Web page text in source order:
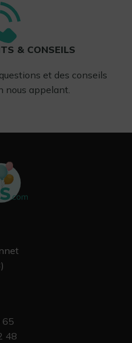
& CONSEILS
et des conseils
nous appelant.
65
48